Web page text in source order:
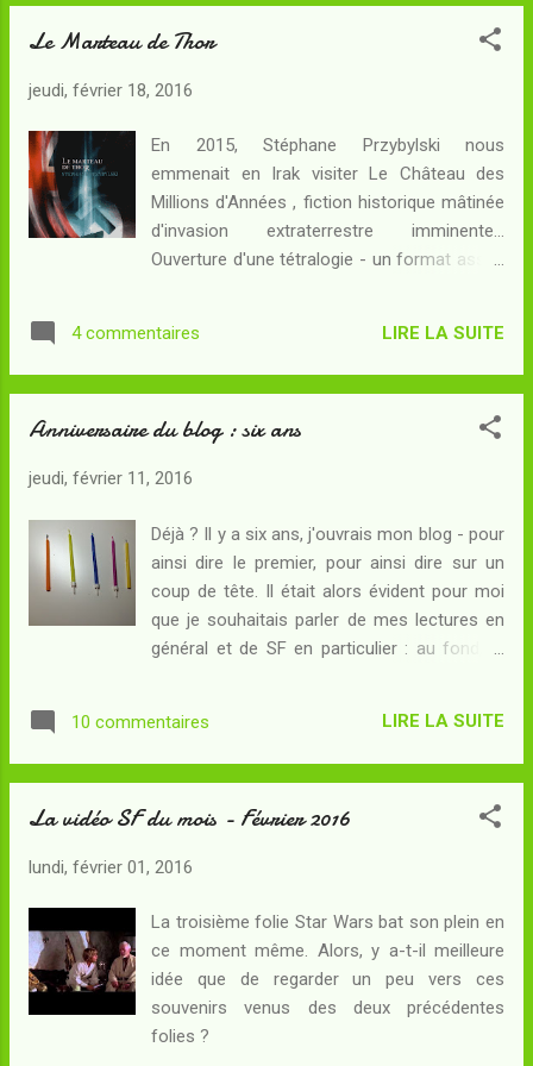
Une machine destinée à canaliser en lui
ait sacrifié au sinistre dieu Lug fonctionne
les souvenirs d'un barbare déterminé à
reprendre ses rites ! Mais pour Théo Sinclair,
l'heure n'est pas encore venue de s'affronter
au Druide noir : l'OEil de la Nuit, dont la
réputation grandit à Paris, doit encore
Quand des fakirs et des télépathes
Le Marteau de Thor
jeudi, février 18, 2016
En 2015, Stéphane Przybylski nous
emmenait en Irak visiter Le Château des
Millions d'Années , fiction historique mâtinée
d'invasion extraterrestre imminente...
Ouverture d'une tétralogie - un format assez
deuxième volet de cette histoire, occasion
pour moi de faire mon retour à cet univers.
torride Eté 39 a pris fin sur les décombres de
nazie et l'Union Soviétique, et déjà les
vaut-il bien la peine de continuer le combat ?
Dans l'Atlantique, les U-Boote patrouillent
déjà pour harceler la flotte alliée... Alors que
s'ouvre la "Drôle de Guerre", les prochains
coups seront des coups fourrés. Les
l'Ahnenerbe qu'accompagnait Saxhäuser,
4 commentaires LIRE LA SUITE
Anniversaire du blog : six ans
jeudi, février 11, 2016
Déjà ? Il y a six ans, j'ouvrais mon blog - pour
ainsi dire le premier, pour ainsi dire sur un
coup de tête. Il était alors évident pour moi
que je souhaitais parler de mes lectures en
général et de SF en particulier : au fond, si
Et comme il n'était pas question pour moi de
tenir un blog d'enseignant - je tiens
mes activités professionnelles - je n'avais
cette aventure, je ne partais pas tout à fait
amis du Forum de Dune à Rakis . J'ai obtenu,
assez vite, le soutien du Planète-SF qui - je
l'ignorais à l'époque - rassemble d'autres
blogueurs appartenant au même
écosystème que moi, celui du fandom SFFF.
10 commentaires LIRE LA SUITE
La vidéo SF du mois - Février 2016
lundi, février 01, 2016
La troisième folie Star Wars bat son plein en
ce moment même. Alors, y a-t-il meilleure
idée que de regarder un peu vers ces
souvenirs venus des deux précédentes
folies ?